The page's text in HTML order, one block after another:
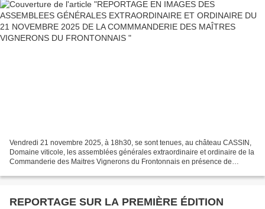
Vendredi 21 novembre 2025, à 18h30, se sont tenues, au château CASSIN,
Domaine viticole, les assemblées générales extraordinaire et ordinaire de la
Commanderie des Maitres Vignerons du Frontonnais en présence de
REPORTAGE SUR LA PREMIÈRE ÉDITION